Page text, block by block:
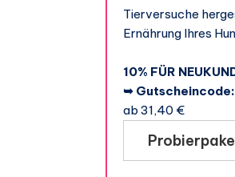
Tierversuche
Ernährung Ihres
10% FÜR
➥ Gutscheincode:
ab 31,40 €